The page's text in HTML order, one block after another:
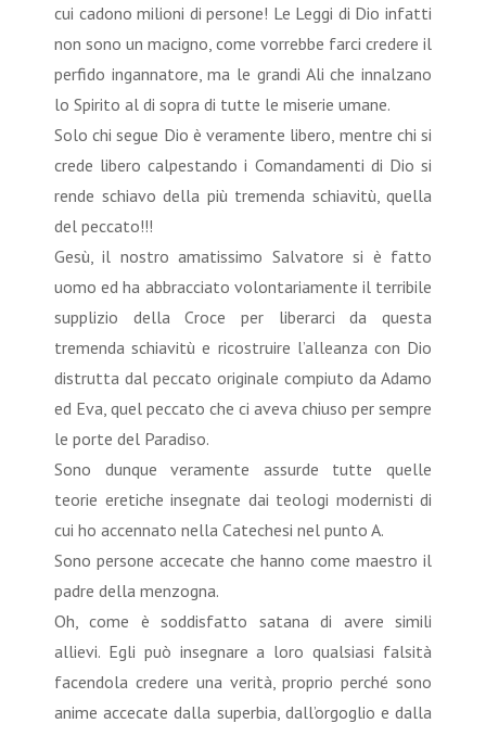
cui cadono milioni di persone! Le Leggi di Dio infatti
non sono un macigno, come vorrebbe farci credere il
perfido ingannatore, ma le grandi Ali che innalzano
lo Spirito al di sopra di tutte le miserie umane.
Solo chi segue Dio è veramente libero, mentre chi si
crede libero calpestando i Comandamenti di Dio si
rende schiavo della più tremenda schiavitù, quella
del peccato!!!
Gesù, il nostro amatissimo Salvatore si è fatto
uomo ed ha abbracciato volontariamente il terribile
supplizio della Croce per liberarci da questa
tremenda schiavitù e ricostruire l’alleanza con Dio
distrutta dal peccato originale compiuto da Adamo
ed Eva, quel peccato che ci aveva chiuso per sempre
le porte del Paradiso.
Sono dunque veramente assurde tutte quelle
teorie eretiche insegnate dai teologi modernisti di
cui ho accennato nella Catechesi nel punto A.
Sono persone accecate che hanno come maestro il
padre della menzogna.
Oh, come è soddisfatto satana di avere simili
allievi. Egli può insegnare a loro qualsiasi falsità
facendola credere una verità, proprio perché sono
anime accecate dalla superbia, dall’orgoglio e dalla